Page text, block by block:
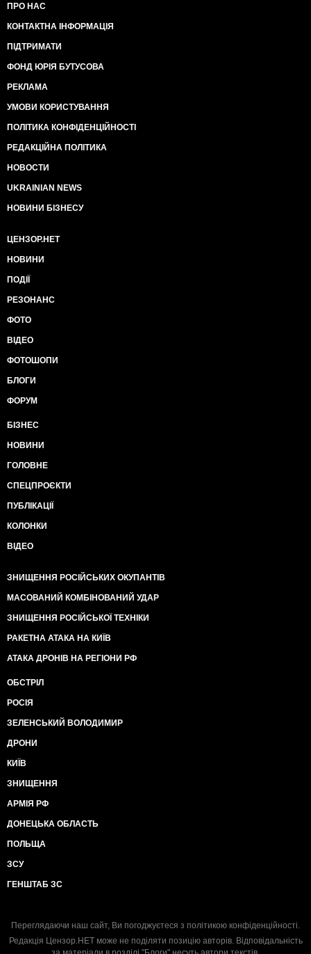
ПРО НАС
КОНТАКТНА ІНФОРМАЦІЯ
ПІДТРИМАТИ
ФОНД ЮРІЯ БУТУСОВА
РЕКЛАМА
УМОВИ КОРИСТУВАННЯ
ПОЛІТИКА КОНФІДЕНЦІЙНОСТІ
РЕДАКЦІЙНА ПОЛІТИКА
НОВОСТИ
UKRAINIAN NEWS
НОВИНИ БІЗНЕСУ
ЦЕНЗОР.НЕТ
НОВИНИ
ПОДІЇ
РЕЗОНАНС
ФОТО
ВІДЕО
ФОТОШОПИ
БЛОГИ
ФОРУМ
БІЗНЕС
НОВИНИ
ГОЛОВНЕ
СПЕЦПРОЄКТИ
ПУБЛІКАЦІЇ
КОЛОНКИ
ВІДЕО
ЗНИЩЕННЯ РОСІЙСЬКИХ ОКУПАНТІВ
МАСОВАНИЙ КОМБІНОВАНИЙ УДАР
ЗНИЩЕННЯ РОСІЙСЬКОЇ ТЕХНІКИ
РАКЕТНА АТАКА НА КИЇВ
АТАКА ДРОНІВ НА РЕГІОНИ РФ
ОБСТРІЛ
РОСІЯ
ЗЕЛЕНСЬКИЙ ВОЛОДИМИР
ДРОНИ
КИЇВ
ЗНИЩЕННЯ
АРМІЯ РФ
ДОНЕЦЬКА ОБЛАСТЬ
ПОЛЬЩА
ЗСУ
ГЕНШТАБ ЗС
Переглядаючи наш сайт, Ви погоджуєтеся з політикою конфіденційності.
Редакція Цензор.НЕТ може не поділяти позицію авторів. Відповідальність